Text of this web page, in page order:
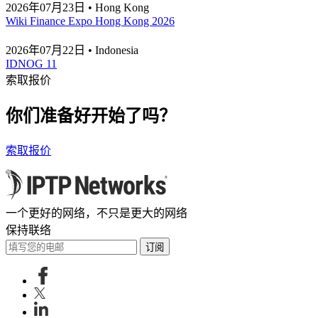
2026年07月23日 • Hong Kong
Wiki Finance Expo Hong Kong 2026
2026年07月22日 • Indonesia
IDNOG 11
索取报价
你们准备好开始了吗？
索取报价
一个更好的网络，不只是更大的网络
保持联络
订阅